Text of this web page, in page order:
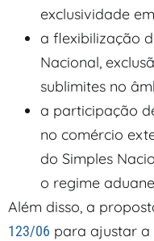
exclusividade
a flexibilização
Nacional,
sublimites no
a participação
no comércio
do Simples
o regime
Além disso, a
123/06 para ajustar a